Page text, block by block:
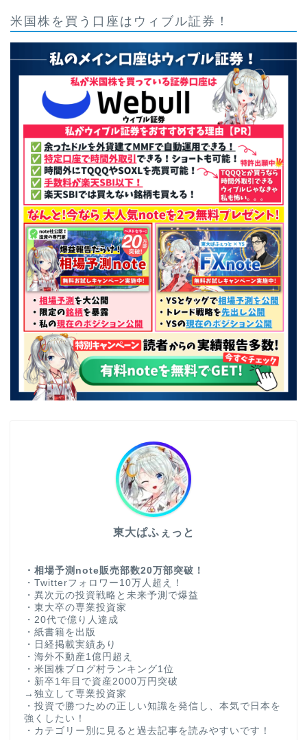
米国株を買う口座はウィブル証券！
東大ぱふぇっと
・相場予測note販売部数20万部突破！
・Twitterフォロワー10万人超え！
・異次元の投資戦略と未来予測で爆益
・東大卒の専業投資家
・20代で億り人達成
・紙書籍を出版
・日経掲載実績あり
・海外不動産1億円超え
・米国株ブログ村ランキング1位
・新卒1年目で資産2000万円突破
→独立して専業投資家
・投資で勝つための正しい知識を発信し、本気で日本を
強くしたい！
・カテゴリー別に見ると過去記事を読みやすいです！